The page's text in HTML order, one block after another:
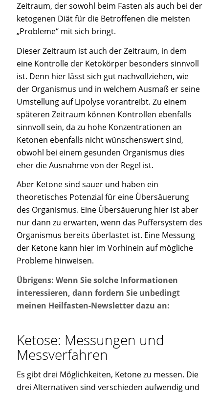
Zeitraum, der sowohl beim Fasten als auch bei der
ketogenen Diät für die Betroffenen die meisten
„Probleme“ mit sich bringt.
Dieser Zeitraum ist auch der Zeitraum, in dem
eine Kontrolle der Ketokörper besonders sinnvoll
ist. Denn hier lässt sich gut nachvollziehen, wie
der Organismus und in welchem Ausmaß er seine
Umstellung auf Lipolyse vorantreibt. Zu einem
späteren Zeitraum können Kontrollen ebenfalls
sinnvoll sein, da zu hohe Konzentrationen an
Ketonen ebenfalls nicht wünschenswert sind,
obwohl bei einem gesunden Organismus dies
eher die Ausnahme von der Regel ist.
Aber Ketone sind sauer und haben ein
theoretisches Potenzial für eine Übersäuerung
des Organismus. Eine Übersäuerung hier ist aber
nur dann zu erwarten, wenn das Puffersystem des
Organismus bereits überlastet ist. Eine Messung
der Ketone kann hier im Vorhinein auf mögliche
Probleme hinweisen.
Übrigens: Wenn Sie solche Informationen
interessieren, dann fordern Sie unbedingt
meinen Heilfasten-Newsletter dazu an:
Ketose: Messungen und
Messverfahren
Es gibt drei Möglichkeiten, Ketone zu messen. Die
drei Alternativen sind verschieden aufwendig und